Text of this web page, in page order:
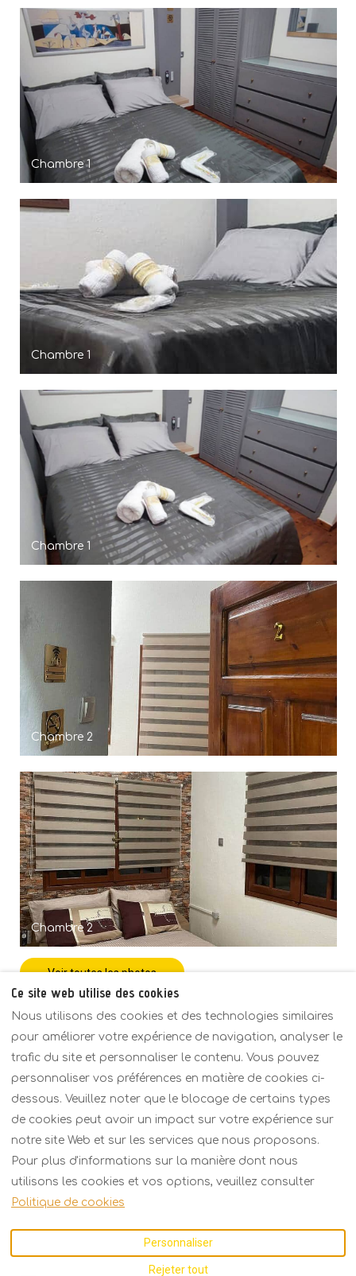
Chambre 1
Chambre 1
Chambre 1
Chambre 2
Chambre 2
Voir toutes les photos
Français EUR +30 6934158793
Kavalas 2, Porto Fino,
Thessaloniki, Grèce
E-mail:
réservés- Powered
by Lodgify
Ce site web utilise des cookies
Nous utilisons des cookies et des technologies similaires
pour améliorer votre expérience de navigation, analyser le
trafic du site et personnaliser le contenu. Vous pouvez
personnaliser vos préférences en matière de cookies ci-
dessous. Veuillez noter que le blocage de certains types
de cookies peut avoir un impact sur votre expérience sur
notre site Web et sur les services que nous proposons.
Pour plus d'informations sur la manière dont nous
utilisons les cookies et vos options, veuillez consulter
Politique de cookies
Personnaliser
Rejeter tout